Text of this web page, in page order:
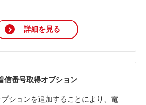
詳細を見る
信番号取得オプション
ションを追加することにより、電